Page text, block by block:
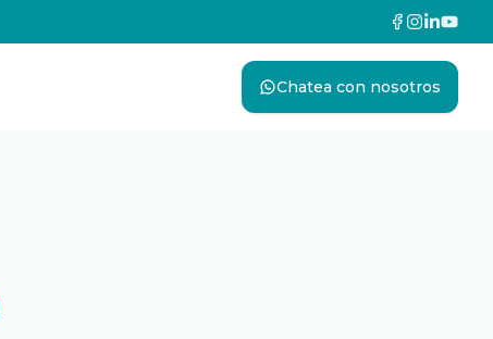
Chatea con nosotros